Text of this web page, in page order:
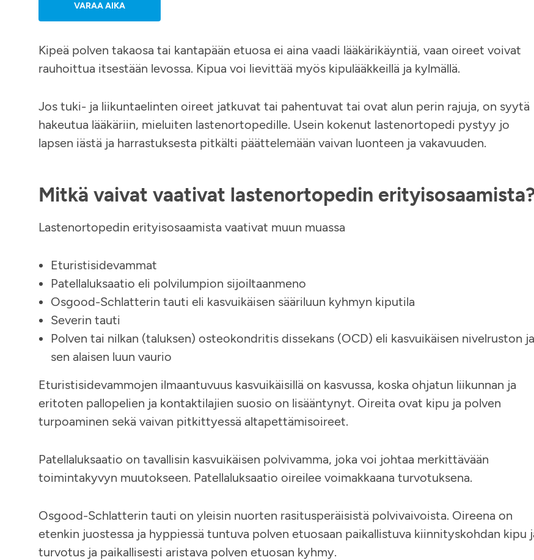
VARAA AIKA
Kipeä polven takaosa tai kantapään etuosa ei aina vaadi lääkärikäyntiä, vaan oireet voivat
rauhoittua itsestään levossa. Kipua voi lievittää myös kipulääkkeillä ja kylmällä.
Jos tuki- ja liikuntaelinten oireet jatkuvat tai pahentuvat tai ovat alun perin rajuja, on syytä
hakeutua lääkäriin, mieluiten lastenortopedille. Usein kokenut lastenortopedi pystyy jo
lapsen iästä ja harrastuksesta pitkälti päättelemään vaivan luonteen ja vakavuuden.
Mitkä vaivat vaativat lastenortopedin
Lastenortopedin erityisosaamista vaativat muun muassa
Eturistisidevammat
Patellaluksaatio eli polvilumpion sijoiltaanmeno
Osgood-Schlatterin tauti eli kasvuikäisen sääriluun kyhmyn kiputila
Severin tauti
Polven tai nilkan (taluksen) osteokondritis dissekans (OCD) eli kasvuikäisen nivelruston ja
sen alaisen luun vaurio
Eturistisidevammojen ilmaantuvuus kasvuikäisillä on kasvussa, koska ohjatun liikunnan ja
eritoten pallopelien ja kontaktilajien suosio on lisääntynyt. Oireita ovat kipu ja polven
turpoaminen sekä vaivan pitkittyessä altapettämisoireet.
Patellaluksaatio on tavallisin kasvuikäisen polvivamma, joka voi johtaa merkittävään
toimintakyvyn muutokseen. Patellaluksaatio oireilee voimakkaana turvotuksena.
Osgood-Schlatterin tauti on yleisin nuorten rasitusperäisistä polvivaivoista. Oireena on
etenkin juostessa ja hyppiessä tuntuva polven etuosaan paikallistuva kiinnityskohdan kipu
turvotus ja paikallisesti aristava polven etuosan kyhmy.